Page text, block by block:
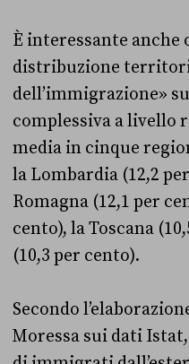
È interessante anche
distribuzione
dell’immigrazione»
complessiva a livello
media in cinque
la Lombardia (12,2
Romagna (12,1 per
cento), la Toscana
(10,3 per cento).
Secondo
Moressa sui dati